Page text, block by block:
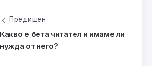
Предишен
Какво е бета читател и имаме ли
нужда от него?